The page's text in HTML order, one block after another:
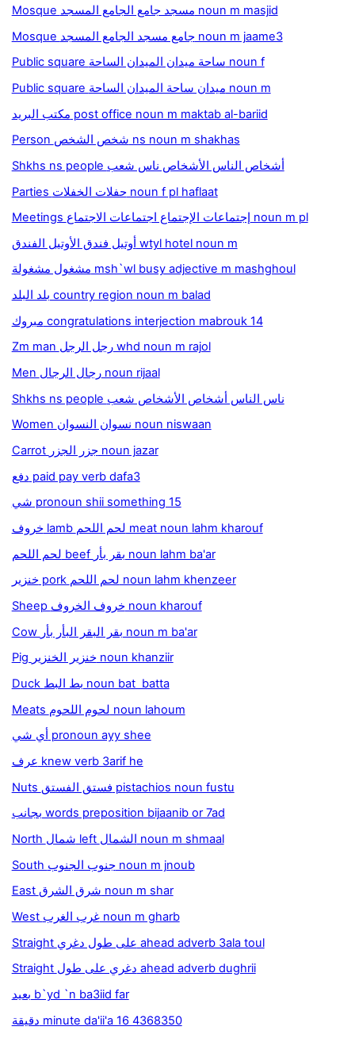
Mosque مسجد جامع الجامع المسجد noun m masjid
Mosque جامع مسجد الجامع المسجد noun m jaame3
Public square ساحة ميدان الميدان الساحة noun f
Public square ميدان ساحة الميدان الساحة noun m
مكتب البريد post office noun m maktab al-bariid
Person شخص الشخص ns noun m shakhas
Shkhs ns people أشخاص الناس الأشخاص ناس شعب
Parties حفلات الخفلات noun f pl haflaat
Meetings إجتماعات الإجتماع اجتماعات الاجتماع noun m pl
أوتيل فندق الأوتيل الفندق wtyl hotel noun m
مشغول مشغولة msh`wl busy adjective m mashghoul
بلد البلد country region noun m balad
مبروك congratulations interjection mabrouk 14
Zm man رجل الرجل whd noun m rajol
Men رجال الرجال noun rijaal
Shkhs ns people ناس الناس أشخاص الأشخاص شعب
Women نسوان النسوان noun niswaan
Carrot جزر الجزر noun jazar
دفع paid pay verb dafa3
شي pronoun shii something 15
خروف lamb لحم اللحم meat noun lahm kharouf
لحم اللحم beef بقر بأر noun lahm ba'ar
خنزير pork لحم اللحم noun lahm khenzeer
Sheep خروف الخروف noun kharouf
Cow بقر البقر البأر بأر noun m ba'ar
Pig خنزير الخنزير noun khanziir
Duck بط البط noun bat batta
Meats لحوم اللحوم noun lahoum
أي شي pronoun ayy shee
عرف knew verb 3arif he
Nuts فستق الفستق pistachios noun fustu
بجانب words preposition bijaanib or 7ad
North شمال left الشمال noun m shmaal
South جنوب الجنوب noun m jnoub
East شرق الشرق noun m shar
West غرب الغرب noun m gharb
Straight على طول دغري ahead adverb 3ala toul
Straight دغري على طول ahead adverb dughrii
بعيد b`yd `n ba3iid far
دقيقة minute da'ii'a 16 4368350